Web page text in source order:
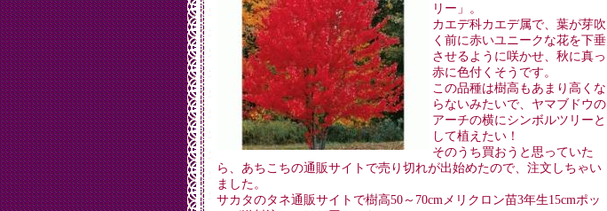
リー」。
カエデ科カエデ属で、葉が芽吹
く前に赤いユニークな花を下垂
させるように咲かせ、秋に真っ
赤に色付くそうです。
この品種は樹高もあまり高くな
らないみたいで、ヤマブドウの
アーチの横にシンボルツリーと
して植えたい！
そのうち買おうと思っていた
ら、あちこちの通販サイトで売り切れが出始めたので、注文しちゃい
ました。
サカタのタネ通販サイトで樹高50～70cmメリクロン苗3年生15cmポッ